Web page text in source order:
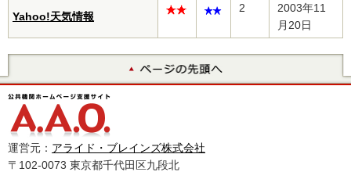
Yahoo!天気情報
2
2003年11
月20日
運営元： アライド・ブレインズ株式会社
〒102-0073 東京都千代田区九段北